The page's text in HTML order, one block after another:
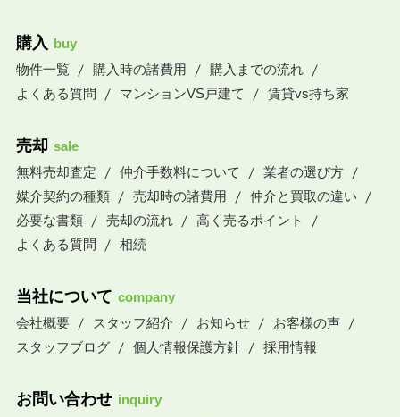
購入 buy
物件一覧
購入時の諸費用
購入までの流れ
よくある質問
マンションVS戸建て 賃貸vs持ち家
売却 sale
無料売却査定
仲介手数料について
業者の選び方
媒介契約の種類
売却時の諸費用
仲介と買取の違い
必要な書類
売却の流れ
高く売るポイント
よくある質問
相続
当社について company
会社概要
スタッフ紹介 お知らせ
お客様の声
スタッフブログ
個人情報保護方針 採用情報
お問い合わせ inquiry